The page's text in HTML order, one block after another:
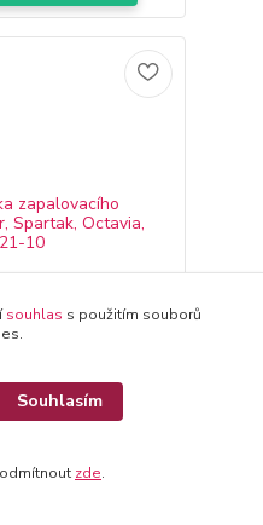
kabelu ST
souhlas s použitím souborů
Souhlasím
zde.